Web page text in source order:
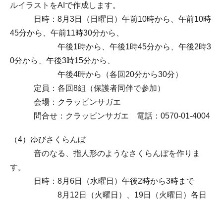
ルイラストをAIで作成します。
日時：8月3日（日曜日）午前10時から、午前10時
45分から、午前11時30分から、
午後1時から、午後1時45分から、午後2時3
0分から、午後3時15分から、
午後4時から（各回20分から30分）
定員：各回8組（保護者同伴で参加）
会場：クラッピンサガエ
問合せ：クラッピンサガエ 電話：0570-01-4004
（4）ゆびさくらんぼ
音のなる、指人形のようなさくらんぼを作りま
す。
日時：8月6日（水曜日）午後2時から3時まで
8月12日（火曜日）、19日（火曜日）各日